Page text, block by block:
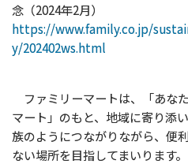
念（2024年2月）
https://www.family.co.jp/
y/202402ws.html
ファミリーマートは、「あな
マート」のもと、地域に寄り添
族のようにつながりながら、便
ない場所を目指してまいります。